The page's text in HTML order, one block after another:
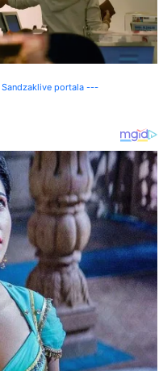
portala ---